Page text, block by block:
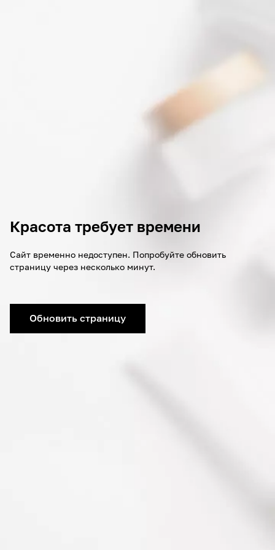
Красота требует времени
Сайт временно недоступен. Попробуйте обновить
страницу через несколько минут.
Обновить страницу